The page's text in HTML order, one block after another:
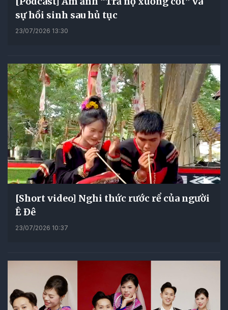
sự hồi sinh sau hủ tục
23/07/2026 13:30
[Short video] Nghi thức rước rể của người
Ê Đê
23/07/2026 10:37